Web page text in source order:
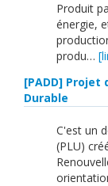
Produit
énergie,
produ…
[PADD]
Durable
C'est un
(PLU)